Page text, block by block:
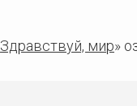
Здравствуй, мир»